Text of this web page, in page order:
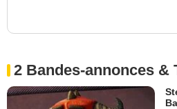
2 Bandes-annonces &